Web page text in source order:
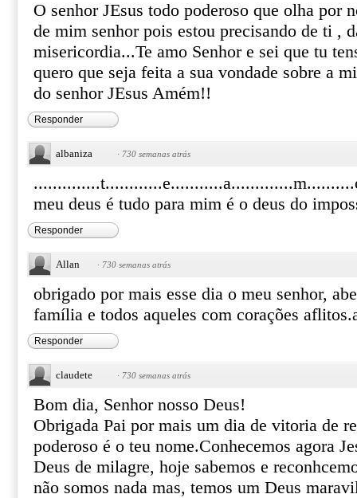
O senhor JEsus todo poderoso que olha por
de mim senhor pois estou precisando de ti ,
misericordia...Te amo Senhor e sei que tu
quero que seja feita a sua vondade sobre a
do senhor JEsus Amém!!
Responder
albaniza · 730 semanas atrás
meu deus é tudo para mim é o deus do
Responder
Allan · 730 semanas atrás
obrigado por mais esse dia o meu senhor,
família e todos aqueles com corações
Responder
claudete · 730 semanas atrás
Bom dia, Senhor nosso Deus!
Obrigada Pai por mais um dia de vitoria de
poderoso é o teu nome.Conhecemos agora
Deus de milagre, hoje sabemos e
não somos nada mas, temos um Deus